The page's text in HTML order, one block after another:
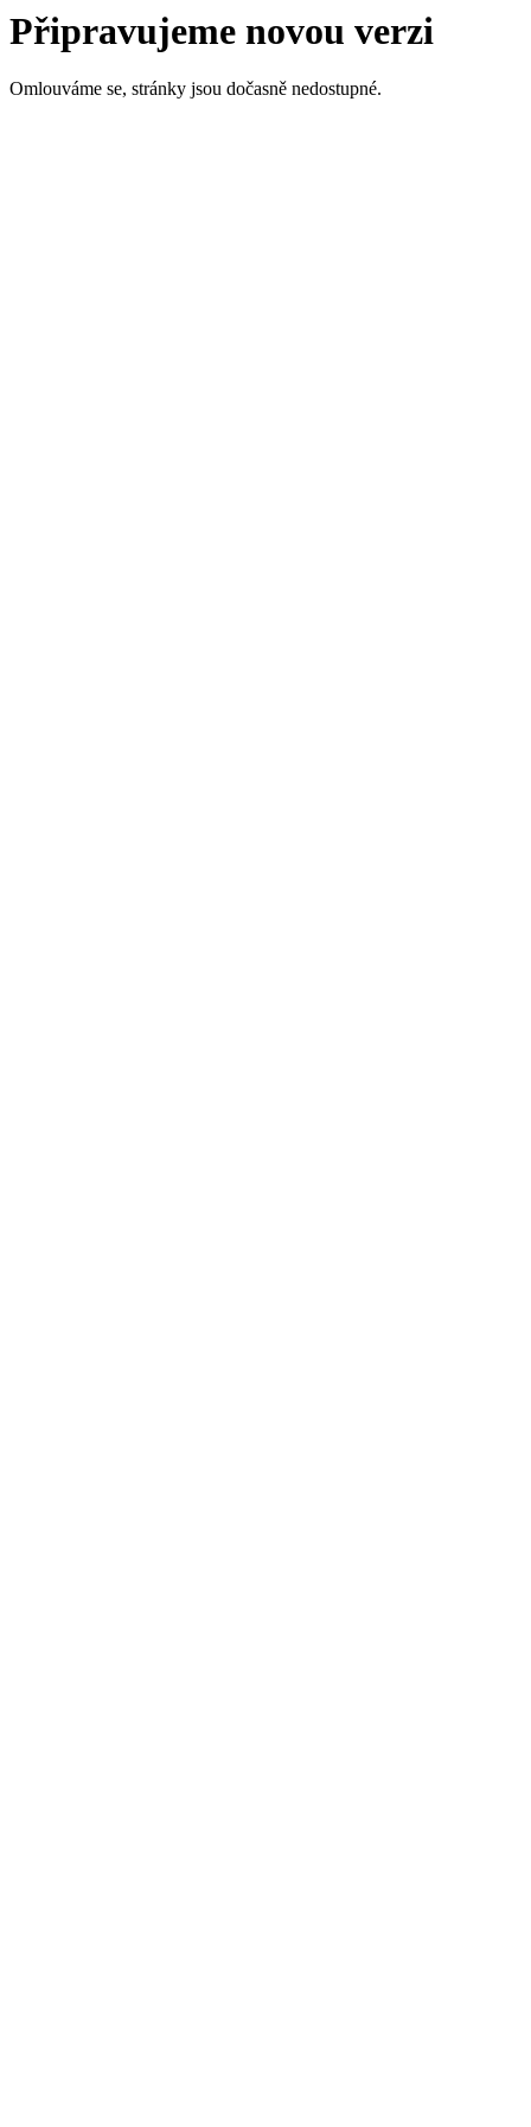
Připravujeme novou verzi
Omlouváme se, stránky jsou dočasně nedostupné.